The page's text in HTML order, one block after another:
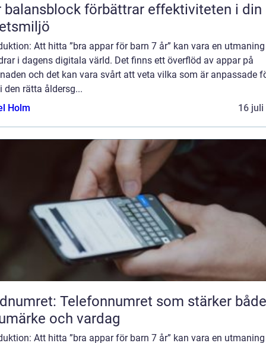
balansblock förbättrar effektiviteten i din
Att hitta ”bra appar för barn 7 år” kan vara en
i dagens digitala värld. Det finns ett överflöd av appar på
och det kan vara svårt att veta vilka som är anpassade
den rätta åldersg...
Holm
16 juli
Telefonnumret som stärker både
och vardag
Att hitta ”bra appar för barn 7 år” kan vara en